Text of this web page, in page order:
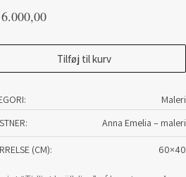
6.000,00
Tilføj til kurv
Maleri
Anna Emelia – maleri
(CM) 60×40